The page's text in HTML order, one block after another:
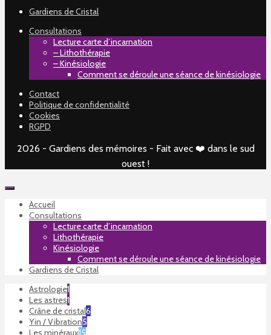
Gardiens de Cristal
Consultations
Lecture carte d’incarnation
– Lithothérapie
– Kinésiologie
Comment se déroule une séance de kinésiologie
Contact
Politique de confidentialité
Cookies
RGPD
2026 - Gardiens des mémoires - Fait avec ❤️ dans le sud
ouest !
Accueil
Consultations
Lecture carte d’incarnation
Lithothérapie
Kinésiologie
Comment se déroule une séance de kinésiologie
Gardiens de Cristal
Astrologie1
Les astres1
Crâne de cristal6
Yin / Vibration5
Les minéraux15